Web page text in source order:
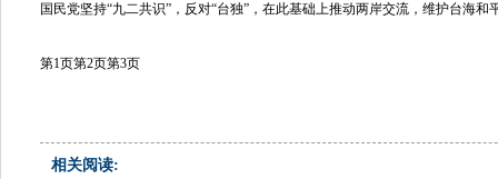
国民党坚持“九二共识”，反对“台独”，在此基础上推动两岸交流，维护台海和
第1页第2页第3页
相关阅读: